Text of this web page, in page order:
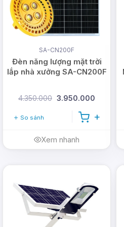
Bạn cầnđènbulb cho nhu
nào, chia sẻ thêm với
DMT Solar qua hotline:
tư vấn cụ thể.
SA-CN200F
Đèn năng lượng mặt trời
lắp nhà xưởng SA-CN200F
4.350.000 3.950.000
So sánh
Xem nhanh